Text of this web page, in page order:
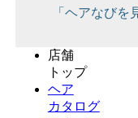
「ヘアなびを
店舗
トップ
ヘア
カタログ